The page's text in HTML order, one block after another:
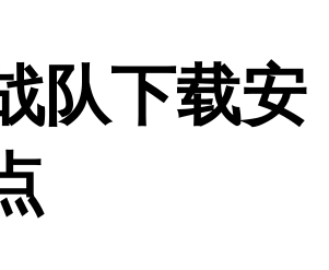
队下载安